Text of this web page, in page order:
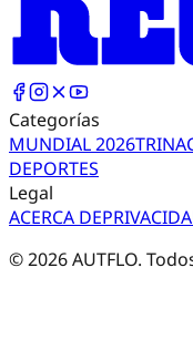
Categorías
MUNDIAL 2026TRI
DEPORTES
Legal
ACERCA DE
©2026AUTFLO.